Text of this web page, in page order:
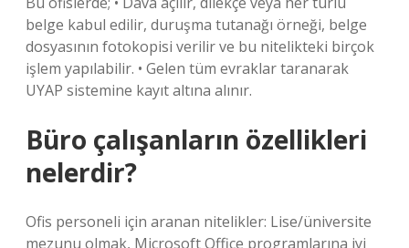
belge kabul edilir, duruşma tutanağı örneği, belge
dosyasının fotokopisi verilir ve bu nitelikteki birçok
işlem yapılabilir. • Gelen tüm evraklar taranarak
UYAP sistemine kayıt altına alınır.
Büro çalışanların özellikleri
nelerdir?
Ofis personeli için aranan nitelikler: Lise/üniversite
mezunu olmak, Microsoft Office programlarına iyi